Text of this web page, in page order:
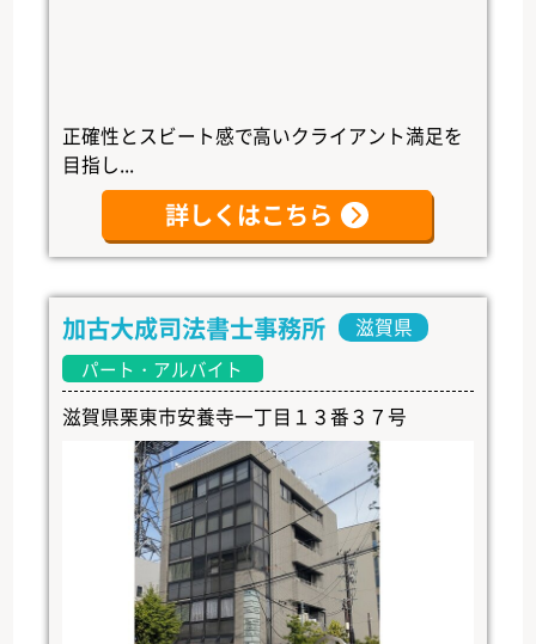
正確性とスビート感で高いクライアント満足を
目指し...
詳しくはこちら
加古大成司法書士事務所 滋賀県
パート・アルバイト
滋賀県栗東市安養寺一丁目１３番３７号